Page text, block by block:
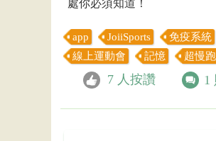
處你必須知道！
app JoiiSports 免疫系統
線上運動會
記憶 超慢跑
7 人按讚 1